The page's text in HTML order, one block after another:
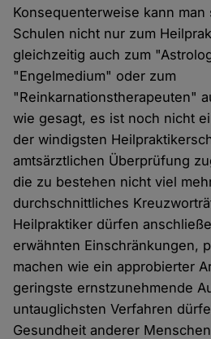
Konsequenterweise kann
Schulen nicht nur zum
gleichzeitig auch zum
"Engelmedium" oder zum
"Reinkarnationstherapeuten"
wie gesagt, es ist noch nicht
der windigsten
amtsärztlichen Überprüfung
die zu bestehen nicht viel
durchschnittliches
Heilpraktiker dürfen
erwähnten Einschränkungen,
machen wie ein approbierter
geringste ernstzunehmende
untauglichsten Verfahren
Gesundheit anderer